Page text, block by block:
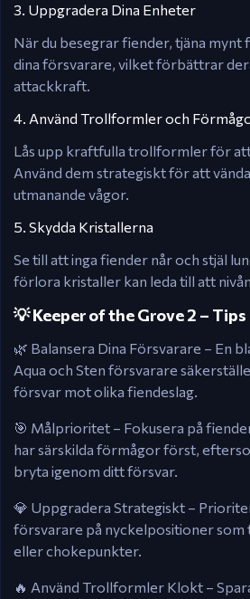
3. Uppgradera Dina Enheter
När du besegrar fiender, tjäna mynt
dina försvarare, vilket förbättrar
attackkraft.​
4. Använd Trollformler och
Lås upp kraftfulla trollformler för att
Använd dem strategiskt för att
utmanande vågor.​
5. Skydda Kristallerna
Se till att inga fiender når och stjäl
förlora kristaller kan leda till att
💡 Keeper of the Grove 2 –
🌿 Balansera Dina Försvarare – En
Aqua och Sten försvarare
försvar mot olika fiendeslag.​
🎯 Målprioritet – Fokusera på
har särskilda förmågor först,
bryta igenom ditt försvar.​
💎 Uppgradera Strategiskt –
försvarare på nyckelpositioner som
eller chokepunkter.​
🔥 Använd Trollformler Klokt –